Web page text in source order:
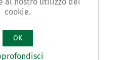
cookie.
OK